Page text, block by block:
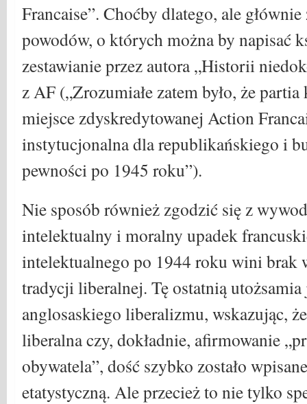
Francaise”. Choćby dlatego, ale
powodów, o których można by napisać
zestawianie przez autora „Historii
z AF („Zrozumiałe zatem było, że partia
miejsce zdyskredytowanej Action
instytucjonalna dla republikańskiego i
pewności po 1945 roku”).
Nie sposób również zgodzić się z
intelektualny i moralny upadek
intelektualnego po 1944 roku wini brak
tradycji liberalnej. Tę ostatnią
anglosaskiego liberalizmu, wskazując,
liberalna czy, dokładnie, afirmowanie
obywatela”, dość szybko zostało
etatystyczną. Ale przecież to nie tylko